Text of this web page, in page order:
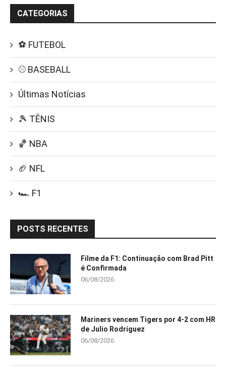
CATEGORIAS
⚽ FUTEBOL
⚾ BASEBALL
Últimas Notícias
🎾 TÊNIS
🏀 NBA
🏈 NFL
🏎️ F1
POSTS RECENTES
Filme da F1: Continuação com Brad Pitt
é Confirmada
06/08/2026
Mariners vencem Tigers por 4-2 com HR
de Julio Rodríguez
06/08/2026